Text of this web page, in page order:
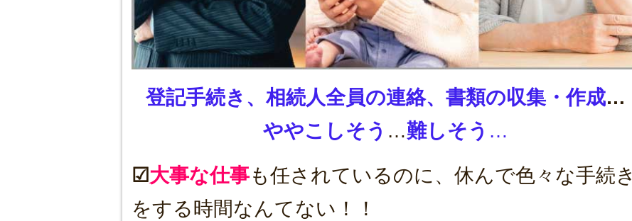
登記手続き、相続人全員の連絡、 書類の収集・作成…
ややこしそう …難しそう …
☑大事な仕事も任されているのに、休んで色々な手続き
をする時間なんてない！！